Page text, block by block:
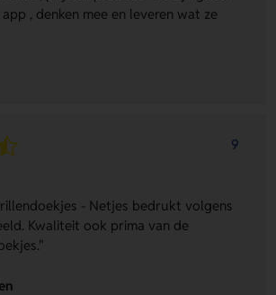
, denken mee en leveren wat ze
9
- Netjes bedrukt volgens
Kwaliteit ook prima van de